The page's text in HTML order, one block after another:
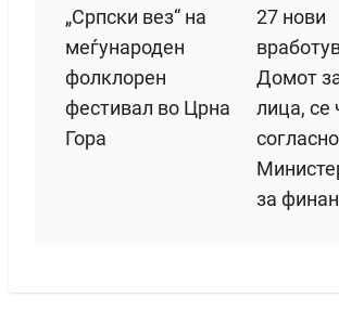
„Српски вез“ на
меѓународен
фолклорен
фестивал во Црна
Гора
27 нови
Домот
лица, се
за